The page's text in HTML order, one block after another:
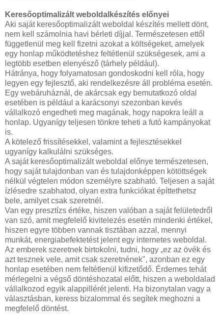
Keresőoptimalizált weboldalkészítés előnyei
Aki saját keresőoptimalizált weboldal készítés mellett dönt,
nem kell számolnia havi bérleti díjjal. Természetesen ettől
függetlenül meg kell fizetni azokat a költségeket, amelyek
egy honlap működtetéshez feltétlenül szükségesek, ami a
legtöbb esetben elenyésző (tárhely például).
Hátránya, hogy folyamatosan gondoskodni kell róla, hogy
legyen egy fejlesztő, aki rendelkezésre áll probléma esetén.
Egy webáruháznál, de akárcsak egy bemutatkozó oldal
esetében is például a karácsonyi szezonban kevés
vállalkozó engedheti meg magának, hogy napokra leáll a
honlap. Ugyanígy teljesen tönkre teheti a futó kampányokat
is.
A kötelező frissítésekkel, valamint a fejlesztésekkel
ugyanígy kalkulálni szükséges.
A saját keresőoptimalizált weboldal előnye természetesen,
hogy saját tulajdonban van és tulajdonképpen kötöttségek
nélkül végtelen módon személyre szabható. Teljesen a saját
ízlésedre szabhatod, olyan extra funkciókat építtethetsz
bele, amilyet csak szeretnél.
Van egy presztízs értéke, hiszen valóban a saját felületedről
van szó, amit megfelelő kivitelezés esetén mindenki értékel,
hiszen egyre többen vannak tisztában azzal, mennyi
munkát, energiabefektetést jelent egy internetes weboldal.
Az emberek szeretnek birtokolni, tudni, hogy „ez az övék és
azt tesznek vele, amit csak szeretnének", azonban ez egy
honlap esetében nem feltétlenül kifizetődő. Érdemes tehát
mérlegelni a végső döntéshozatal előtt, hiszen a weboldalad
vállalkozod egyik alappillérét jelenti. Ha bizonytalan vagy a
választásban, keress bizalommal és segítek meghozni a
megfelelő döntést.